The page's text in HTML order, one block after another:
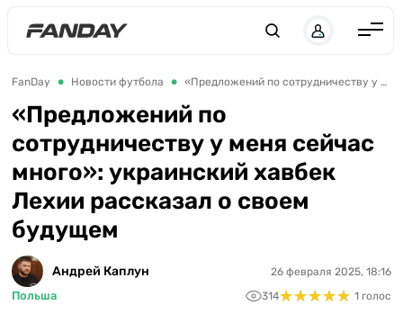
Англия
Германия
Италия
Франция
FanDay Новости футбола «Предложений по сотрудничеству у меня сейчас много»: украинский хавбек Лехии рассказал о своем будущем
«Предложений по
сотрудничеству у меня сейчас
много»: украинский хавбек
Лехии рассказал о своем
будущем
Андрей Каплун
Польша
26 февраля 2025, 18:16
314★★★★★
★★★★★ 1 голос